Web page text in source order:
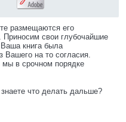
размещаются его
Приносим свои глубочайшие
книга была
Вашего на то согласия.
мы в срочном порядке
что делать дальше?